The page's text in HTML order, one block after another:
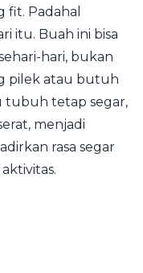
fit. Padahal
itu. Buah ini bisa
hari, bukan
pilek atau butuh
tubuh tetap segar,
menjadi
rasa segar